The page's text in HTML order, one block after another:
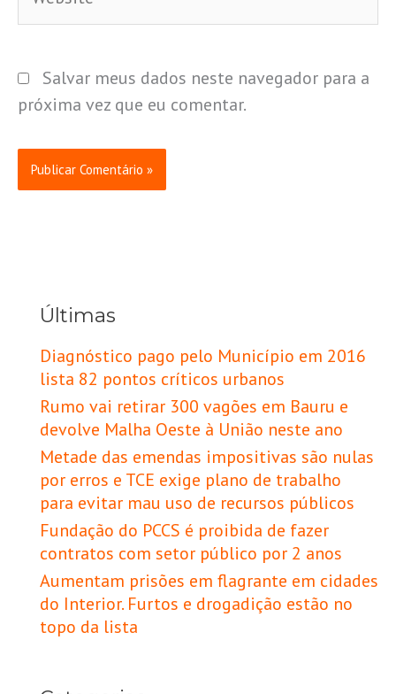
Salvar meus dados neste navegador para a
próxima vez que eu comentar.
Últimas
Diagnóstico pago pelo Município em 2016
lista 82 pontos críticos urbanos
Rumo vai retirar 300 vagões em Bauru e
devolve Malha Oeste à União neste ano
Metade das emendas impositivas são nulas
por erros e TCE exige plano de trabalho
para evitar mau uso de recursos públicos
Fundação do PCCS é proibida de fazer
contratos com setor público por 2 anos
Aumentam prisões em flagrante em cidades
do Interior. Furtos e drogadição estão no
topo da lista